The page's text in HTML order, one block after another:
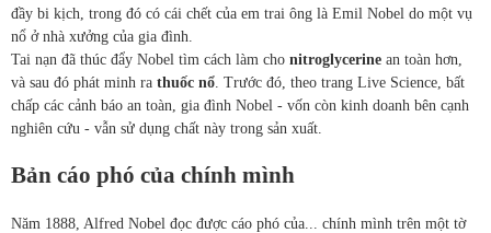
đầy bi kịch, trong đó có cái chết của em trai ông là Emil Nobel do một vụ
nổ ở nhà xưởng của gia đình.
Tai nạn đã thúc đẩy Nobel tìm cách làm cho nitroglycerine an toàn hơn,
và sau đó phát minh ra thuốc nổ . Trước đó, theo trang Live Science, bất
chấp các cảnh báo an toàn, gia đình Nobel - vốn còn kinh doanh bên cạnh
nghiên cứu - vẫn sử dụng chất này trong sản xuất.
Bản cáo phó của chính mình
Năm 1888, Alfred Nobel đọc được cáo phó của... chính mình trên một tờ